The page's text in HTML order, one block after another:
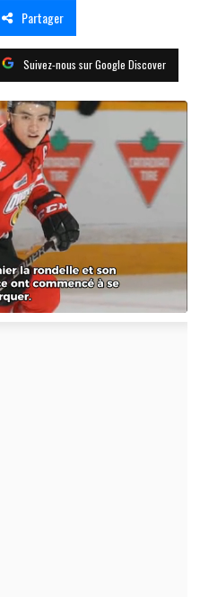
Partager
Suivez-nous sur Google Discover